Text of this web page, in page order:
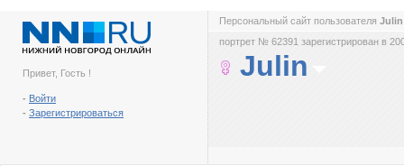
Привет, Гость !
- Войти
- Зарегистрироваться
Персональный сайт пользователя
портрет № 62391 зарегистрирован в
Julin